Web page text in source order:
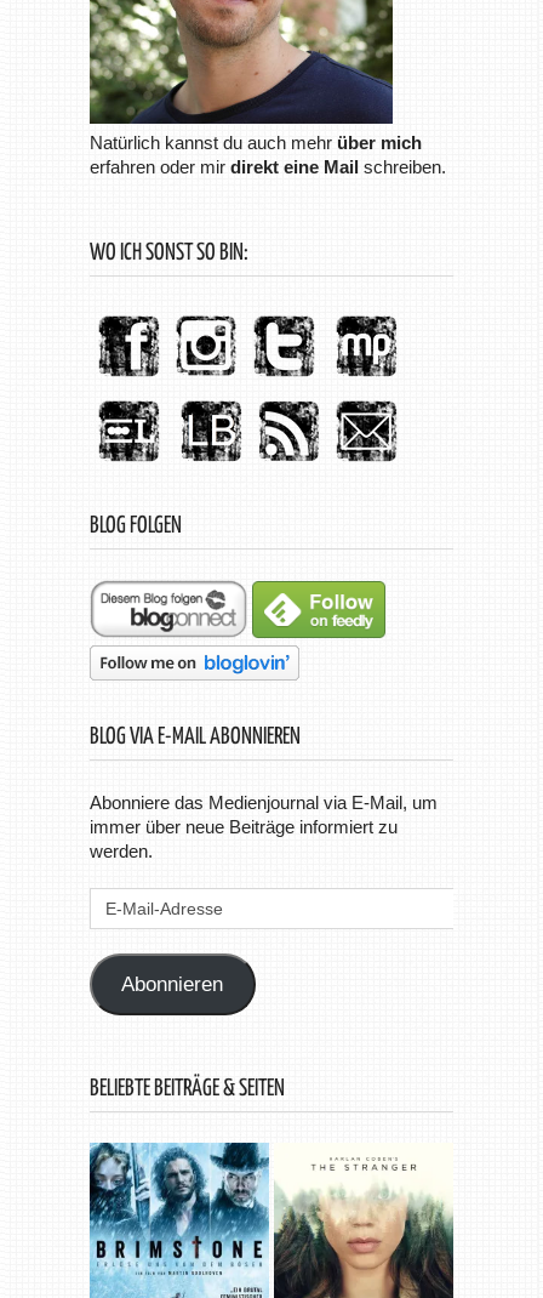
Natürlich kannst du auch mehr über mich
erfahren oder mir direkt eine Mailschreiben.
WO ICH SONST SO BIN:
BLOG FOLGEN
BLOG VIA E-MAIL ABONNIEREN
Abonniere das Medienjournal via E-Mail, um
immer über neue Beiträge informiert zu
werden.
Abonnieren
BELIEBTE BEITRÄGE & SEITEN